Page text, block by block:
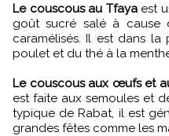
Le couscous au Tfayaest
goût sucré salé à cause
caramélisés. Il est dans
poulet et du thé à la
Le couscous aux œufs et
est faite aux semoules et
typique de Rabat, il est
grandes fêtes comme les